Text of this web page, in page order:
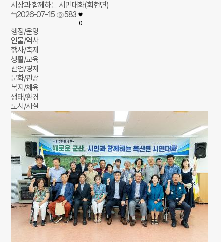
시장과 함께하는 시민대화(회현면)
2026-07-15
583
0
행정/운영
인물/역사
행사/축제
생활/교육
산업/경제
문화/관광
복지/체육
생태/환경
도시/시설